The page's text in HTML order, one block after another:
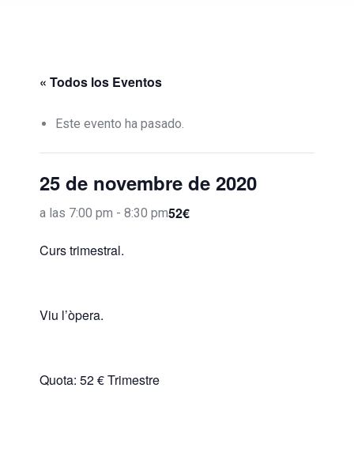
« Todos los Eventos
Este evento ha pasado.
25 de novembre de 2020
a las 7:00 pm - 8:30 pm52€
Curs trimestral.
Viu l’òpera.
Quota: 52 € Trimestre